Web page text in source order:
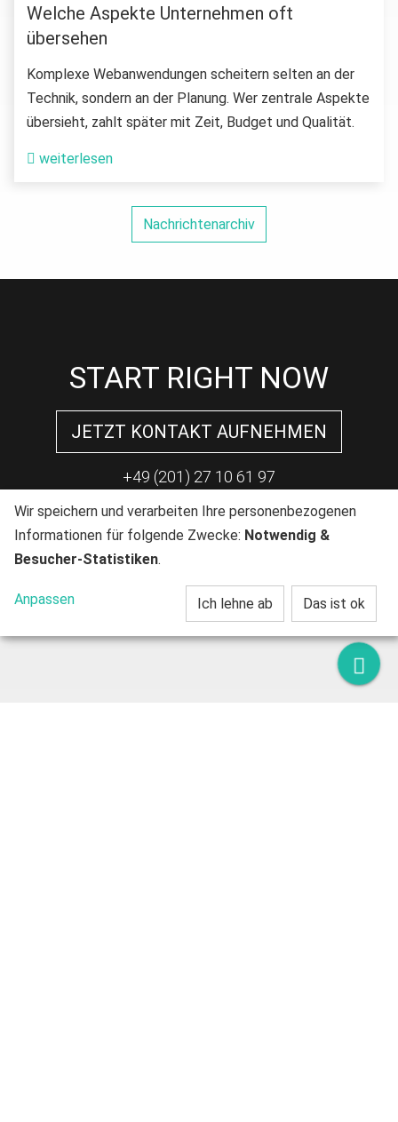
Welche Aspekte Unternehmen oft
übersehen
Komplexe Webanwendungen scheitern selten an der
Technik, sondern an der Planung. Wer zentrale Aspekte
übersieht, zahlt später mit Zeit, Budget und Qualität.
weiterlesen
Nachrichtenarchiv
START RIGHT NOW
JETZT KONTAKT AUFNEHMEN
+49 (201) 27 10 61 97
Wir speichern und verarbeiten Ihre personenbezogenen
Informationen für folgende Zwecke: Notwendig &
Besucher-Statistiken.
Anpassen Ich lehne ab Das ist ok